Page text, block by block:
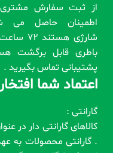
از ثبت سفارش
اطمینان حاصل می
شارژی
باطری قابل برگشت
پشتیبانی تماس بگیرید .
اعتماد شما
گارانتی :
کالاهای گارانتی دار در
. گارانتی محصولات به